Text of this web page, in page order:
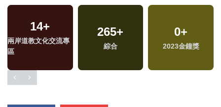
14+
兩岸道教文化交流專
區
265+
綜合
0+
2023金鐘獎